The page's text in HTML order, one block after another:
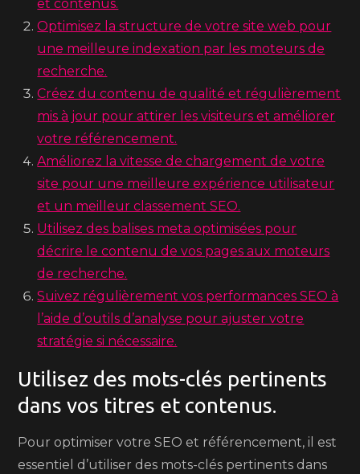
et contenus.
Optimisez la structure de votre site web pour
une meilleure indexation par les moteurs de
recherche.
Créez du contenu de qualité et régulièrement
mis à jour pour attirer les visiteurs et améliorer
votre référencement.
Améliorez la vitesse de chargement de votre
site pour une meilleure expérience utilisateur
et un meilleur classement SEO.
Utilisez des balises meta optimisées pour
décrire le contenu de vos pages aux moteurs
de recherche.
Suivez régulièrement vos performances SEO à
l’aide d’outils d’analyse pour ajuster votre
stratégie si nécessaire.
Utilisez des mots-clés pertinents
dans vos titres et contenus.
Pour optimiser votre SEO et référencement, il est
essentiel d’utiliser des mots-clés pertinents dans